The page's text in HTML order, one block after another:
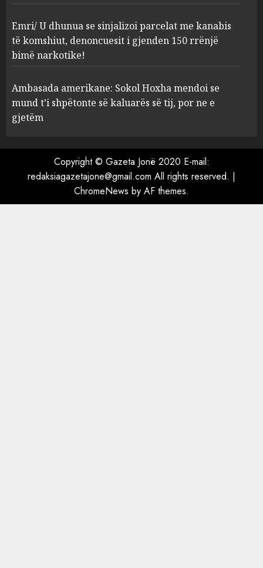
Emri/ U dhunua se sinjalizoi
parcelat me kanabis të
komshiut, denoncuesit i
gjenden 150 rrënjë bimë
AUGUST 7, 2026
AUGUST 7, 2026
Emri/ U dhunua se sinjalizoi parcelat me kanabis
të komshiut, denoncuesit i gjenden 150 rrënjë
bimë narkotike!
Ambasada amerikane: Sokol Hoxha mendoi se
mund t’i shpëtonte së kaluarës së tij, por ne e
gjetëm
Copyright © Gazeta Jonë 2020 E-mail:
redaksiagazetajone@gmail.com All rights reserved. |
ChromeNews by AF themes.